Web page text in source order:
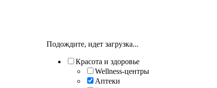
Подождите, идет загрузка...
Красота и здоровье
Wellness-центры
Аптеки